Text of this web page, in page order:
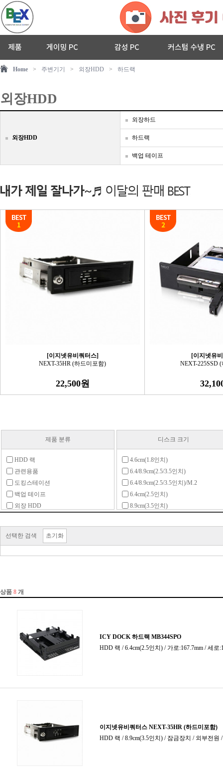
Home > 주변기기 > 외장HDD > 하드랙
외장HDD
외장HDD
외장하드
하드랙
백업 테이프
[이지넷유비쿼터스]
NEXT-35HR (하드미포함)
22,500원
[이지넷유
NEXT-225SSD
제품 분류
HDD 랙
관련용품
도킹스테이션
백업 테이프
외장 HDD
외장스토리지(DAS)
외장 케이스
디스크 크기
4.6cm(1.8인치)
6.4/8.9cm(2.5/3.5인치)
6.4/8.9cm(2.5/3.5인치)/M.2
6.4cm(2.5인치)
8.9cm(3.5인치)
M.2 (2230)
선택한 검색 초기화